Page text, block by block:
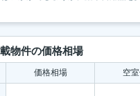
物件の価格相場
価格相場 空